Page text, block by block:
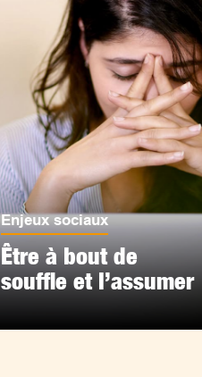
Enjeux sociaux
Être à bout de
souffle et l’assumer